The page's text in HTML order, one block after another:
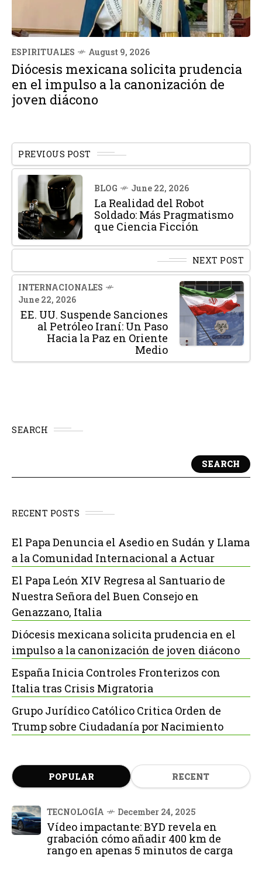
ESPIRITUALES August 9, 2026
Diócesis mexicana solicita prudencia
en el impulso a la canonización de
joven diácono
PREVIOUS POST
BLOG June 22, 2026
La Realidad del Robot
Soldado: Más Pragmatismo
que Ciencia Ficción
NEXT POST
INTERNACIONALES
June 22, 2026
EE. UU. Suspende Sanciones
al Petróleo Iraní: Un Paso
Hacia la Paz en Oriente
Medio
SEARCH
SEARCH
RECENT POSTS
El Papa Denuncia el Asedio en Sudán y Llama
a la Comunidad Internacional a Actuar
El Papa León XIV Regresa al Santuario de
Nuestra Señora del Buen Consejo en
Genazzano, Italia
Diócesis mexicana solicita prudencia en el
impulso a la canonización de joven diácono
España Inicia Controles Fronterizos con
Italia tras Crisis Migratoria
Grupo Jurídico Católico Critica Orden de
Trump sobre Ciudadanía por Nacimiento
POPULAR RECENT
TECNOLOGÍA December 24, 2025
Vídeo impactante: BYD revela en
grabación cómo añadir 400 km de
rango en apenas 5 minutos de carga